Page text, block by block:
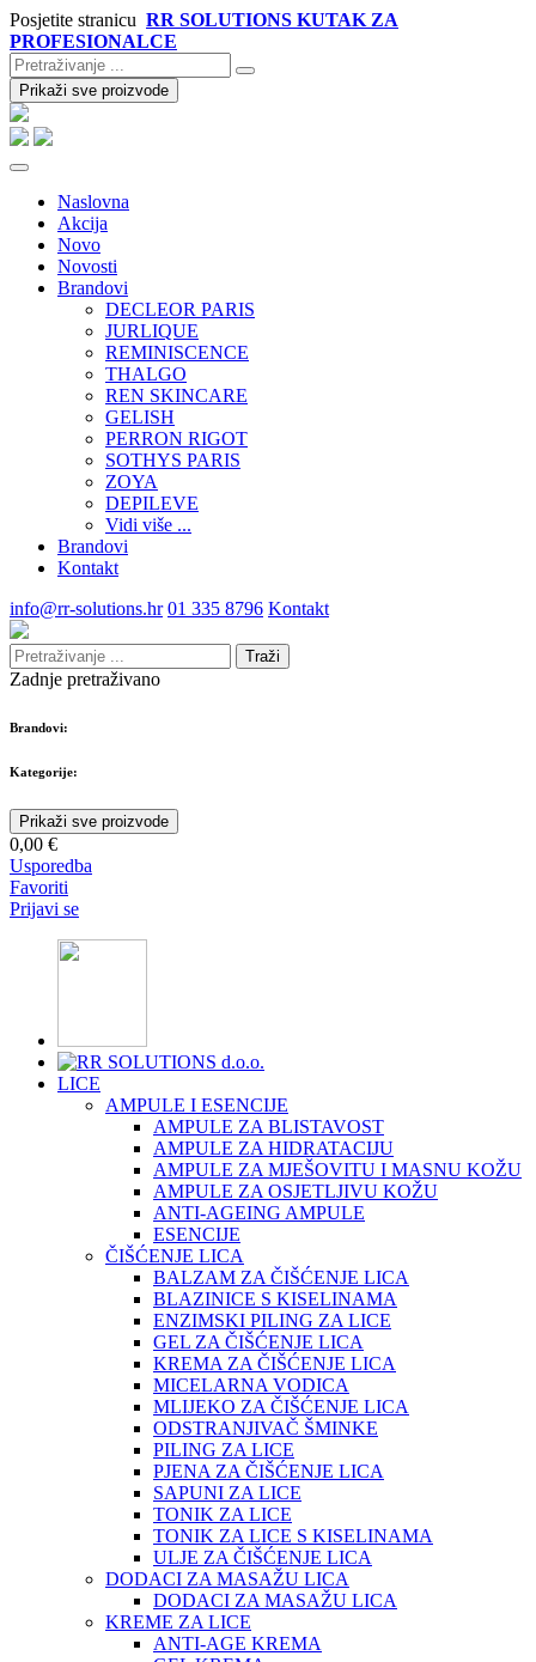
Posjetite stranicu RR SOLUTIONS KUTAK ZA
PROFESIONALCE
Prikaži sve proizvode
Naslovna
Akcija
Novo
Novosti
Brandovi
DECLEOR PARIS
JURLIQUE
REMINISCENCE
THALGO
REN SKINCARE
GELISH
PERRON RIGOT
SOTHYS PARIS
ZOYA
DEPILEVE
Vidi više ...
Brandovi
Kontakt
info@rr-solutions.hr 01 335 8796 Kontakt
Traži
Zadnje pretraživano
Brandovi:
Kategorije:
Prikaži sve proizvode
0,00 €
Usporedba
Favoriti
Prijavi se
LICE
AMPULE I ESENCIJE
AMPULE ZA BLISTAVOST
AMPULE ZA HIDRATACIJU
AMPULE ZA MJEŠOVITU I MASNU KOŽU
AMPULE ZA OSJETLJIVU KOŽU
ANTI-AGEING AMPULE
ESENCIJE
ČIŠĆENJE LICA
BALZAM ZA ČIŠĆENJE LICA
BLAZINICE S KISELINAMA
ENZIMSKI PILING ZA LICE
GEL ZA ČIŠĆENJE LICA
KREMA ZA ČIŠĆENJE LICA
MICELARNA VODICA
MLIJEKO ZA ČIŠĆENJE LICA
ODSTRANJIVAČ ŠMINKE
PILING ZA LICE
PJENA ZA ČIŠĆENJE LICA
SAPUNI ZA LICE
TONIK ZA LICE
TONIK ZA LICE S KISELINAMA
ULJE ZA ČIŠĆENJE LICA
DODACI ZA MASAŽU LICA
DODACI ZA MASAŽU LICA
KREME ZA LICE
ANTI-AGE KREMA